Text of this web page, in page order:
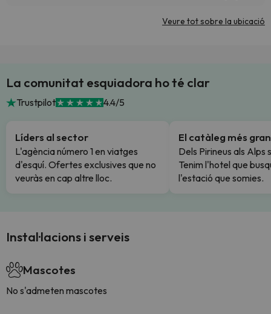
Veure tot sobre la ubicació
La comunitat esquiadora ho té clar
Trustpilot 4.4/5
Líders al sector
L'agència número 1 en viatges
d'esquí. Ofertes exclusives que no
veuràs en cap altre lloc.
El catàleg més gran
Dels Pirineus als Alps
Tenim l'hotel que
l'estació que somies.
Instal·lacions i serveis
Mascotes
No s'admeten mascotes